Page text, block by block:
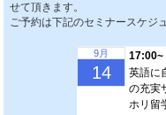
せて頂きます。
ご予約は下記のセミナースケジ
9月
14
17:00~
英語に
の充実
ホリ留